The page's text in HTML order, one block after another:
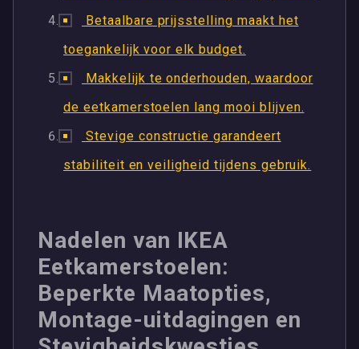
Betaalbare prijsstelling maakt het
toegankelijk voor elk budget.
Makkelijk te onderhouden, waardoor
de eetkamerstoelen lang mooi blijven.
Stevige constructie garandeert
stabiliteit en veiligheid tijdens gebruik.
Nadelen van IKEA
Eetkamerstoelen:
Beperkte Maatopties,
Montage-uitdagingen en